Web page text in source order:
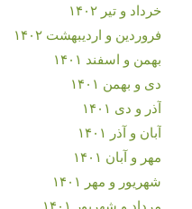
خرداد و تیر ۱۴۰۲
فروردین و اردیبهشت ۱۴۰۲
بهمن و اسفند ۱۴۰۱
دی و بهمن ۱۴۰۱
آذر و دی ۱۴۰۱
آبان و آذر ۱۴۰۱
مهر و آبان ۱۴۰۱
شهریور و مهر ۱۴۰۱
مرداد و شهریور ۱۴۰۱